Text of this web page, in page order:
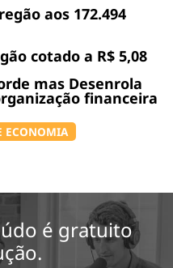
aos 172.494
cotado a R$ 5,08
mas Desenrola
financeira
ECONOMIA
é gratuito